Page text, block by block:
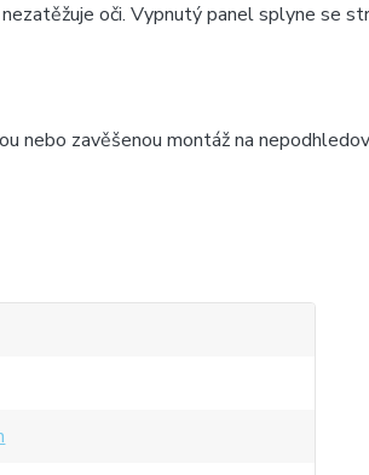
oči. Vypnutý panel splyne se
nebo zavěšenou montáž na